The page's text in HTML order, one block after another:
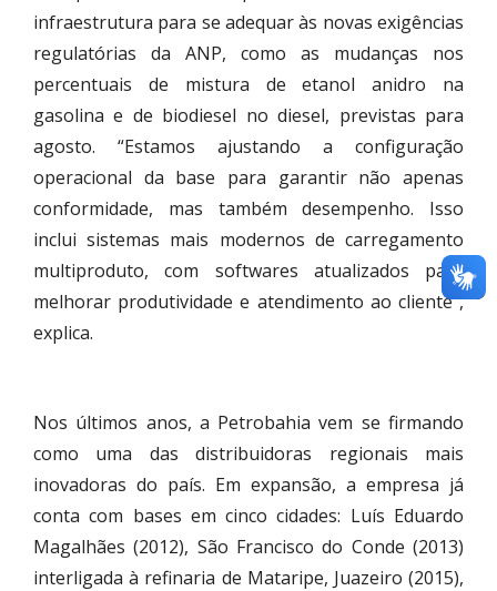
infraestrutura para se adequar às novas exigências
regulatórias da ANP, como as mudanças nos
percentuais de mistura de etanol anidro na
gasolina e de biodiesel no diesel, previstas para
agosto. “Estamos ajustando a configuração
operacional da base para garantir não apenas
conformidade, mas também desempenho. Isso
inclui sistemas mais modernos de carregamento
multiproduto, com softwares atualizados para
melhorar produtividade e atendimento ao cliente”,
explica.
Nos últimos anos, a Petrobahia vem se firmando
como uma das distribuidoras regionais mais
inovadoras do país. Em expansão, a empresa já
conta com bases em cinco cidades: Luís Eduardo
Magalhães (2012), São Francisco do Conde (2013)
interligada à refinaria de Mataripe, Juazeiro (2015),